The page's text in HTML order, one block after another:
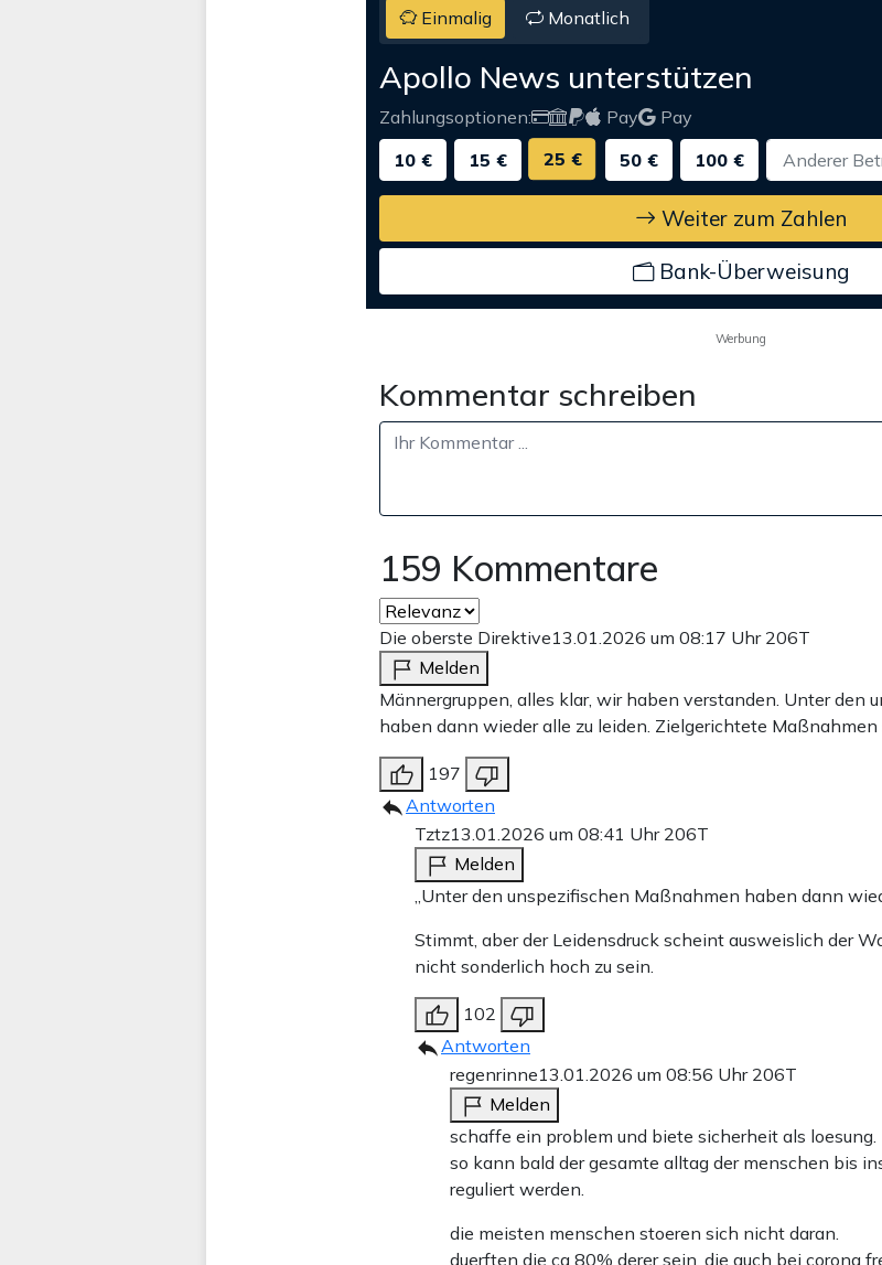
Einmalig Monatlich
Apollo News unterstützen
Zahlungsoptionen: Pay
Pay
10 €
15 € 25 € 50 € 100 €
Weiter zum Zahlen
Bank-Überweisung
Werbung
Kommentar schreiben
159 Kommentare
Die oberste Direktive13.01.2026 um 08:17 Uhr 206T
Melden
Männergruppen, alles klar, wir haben verstanden. Unter den
haben dann wieder alle zu leiden. Zielgerichtete Maßnahmen
197
Antworten
Tztz13.01.2026 um 08:41 Uhr 206T
Melden
„Unter den unspezifischen Maßnahmen haben dann
Stimmt, aber der Leidensdruck scheint ausweislich der
nicht sonderlich hoch zu sein.
102
Antworten
regenrinne13.01.2026 um 08:56 Uhr 206T
Melden
schaffe ein problem und biete sicherheit als loesung.
so kann bald der gesamte alltag der menschen bis
reguliert werden.
die meisten menschen stoeren sich nicht daran.
duerften die ca 80% derer sein, die auch bei corona